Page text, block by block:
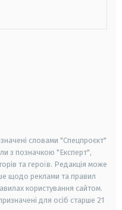
словами "Спецпроєкт"
з позначкою "Експерт",
та героїв. Редакція може
щодо реклами та правил
користування сайтом.
для осіб старше 21